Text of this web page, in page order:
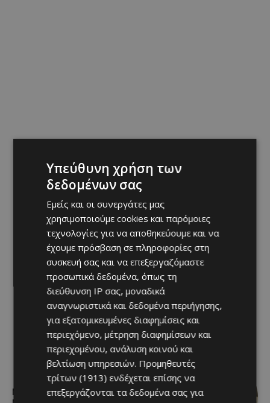
Νέος Γενικός Διευθυντής του Hilton
Υπεύθυνη χρήση των
δεδομένων σας
Εμείς και οι συνεργάτες μας
χρησιμοποιούμε cookies και παρόμοιες
τεχνολογίες για να αποθηκεύουμε και να
έχουμε πρόσβαση σε πληροφορίες στη
συσκευή σας και να επεξεργαζόμαστε
προσωπικά δεδομένα, όπως τη
διεύθυνση IP σας, μοναδικά
αναγνωριστικά και δεδομένα περιήγησης,
για εξατομικευμένες διαφημίσεις και
περιεχόμενο, μέτρηση διαφημίσεων και
περιεχομένου, ανάλυση κοινού και
βελτίωση υπηρεσιών. Προμηθευτές
τρίτων (1913) ενδέχεται επίσης να
επεξεργάζονται τα δεδομένα σας για